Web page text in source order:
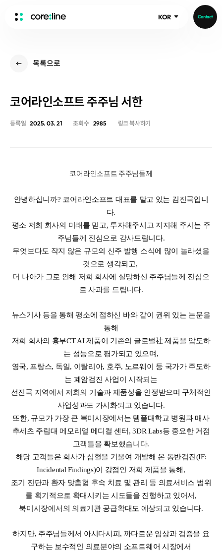
KOR Contact
ABOUT
History
Ethical Management
aview ILA
aview NeuroCAD
aview RT ACS
aview Modeler
aview Pseudonymization Server
IR Events
Disclosure
Events
REQUEST A DEMO
목록으로
코어라인소프트 주주님 서한
등록일 2025. 03. 21 조회수 2985 링크 복사하기
코어라인소프트 주주님들께
안녕하십니까? 코어라인소프트 대표를 맡고 있는 김진국입니
다.
평소 저희 회사의 미래를 믿고, 투자해주시고 지지해 주시는 주
주님들께 진심으로 감사드립니다.
무엇보다도 작지 않은 규모의 신주 발행 소식에 많이 놀라셨을
것으로 생각되고,
더 나아가 그로 인해 저희 회사에 실망하신 주주님들께 진심으
로 사과를 드립니다.
뉴스기사 등을 통해 평소에 접하신 바와 같이 권위 있는 논문을
통해
저희 회사의 흉부CT AI 제품이 기존의 글로벌社 제품을 압도하
는 성능으로 평가되고 있으며,
영국, 프랑스, 독일, 이탈리아, 호주, 노르웨이 등 국가가 주도하
는 폐암검진 사업이 시작되는
선진국 지역에서 저희의 기술과 제품성을 인정받으며 구체적인
사업성과도 가시화되고 있습니다.
또한, 규모가 가장 큰 북미시장에서는 템플대학교 병원과 매사
추세츠 주립대 메모리얼 메디컬 센터, 3DR Labs등 중요한 거점
고객들을 확보했습니다.
해당 고객들은 회사가 심혈을 기울여 개발해 온 동반검진(IF:
Incidental Findings)이 강점인 저희 제품을 통해,
조기 진단과 환자 맞춤형 후속 치료 및 관리 등 의료서비스 범위
를 획기적으로 확대시키는 시도들을 진행하고 있어서,
북미시장에서의 의료기관 공급확대도 예상되고 있습니다.
하지만, 주주님들께서 아시다시피, 까다로운 임상과 검증을 요
구하는 보수적인 의료분야의 소프트웨어 시장에서